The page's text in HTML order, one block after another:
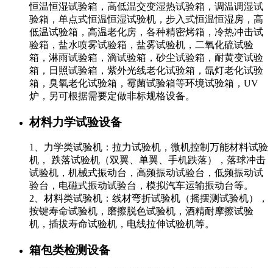
恒温恒湿试验箱，高低温交变湿热试验箱，调温调湿试
验箱，单点式恒温恒湿试验机，步入式恒温恒湿房，高
低温试验箱，高温老化房，各种精密烤箱，冷热冲击试
验箱，盐水喷雾试验箱，盐雾试验机，二氧化硫试验
箱，淋雨试验箱，滴试验箱，砂尘试验箱，耐黄变试验
箱，日照试验箱，紫外光线老化试验箱，氙灯老化试验
箱，臭氧老化试验箱，霉菌试验箱等环境试验箱，UV
炉，另可根据需要定做非标规格设备。
材料力学试验设备
1、力学类试验机：拉力试验机，微机控制万能材料试验
机， 跌落试验机（双翼、单翼、手机跌落），落球冲击
试验机，机械式振动台，高频振动试验台，低频振动试
验台，电磁式振动试验台，模拟汽车运输振动台等。
2、材料类试验机：线材弯折试验机（摇摆测试验机），
按键寿命试验机，磨擦脱色试验机，酒精耐摩擦试验
机，插拔寿命试验机，电线拉伸试验机等。
箱包类检测设备